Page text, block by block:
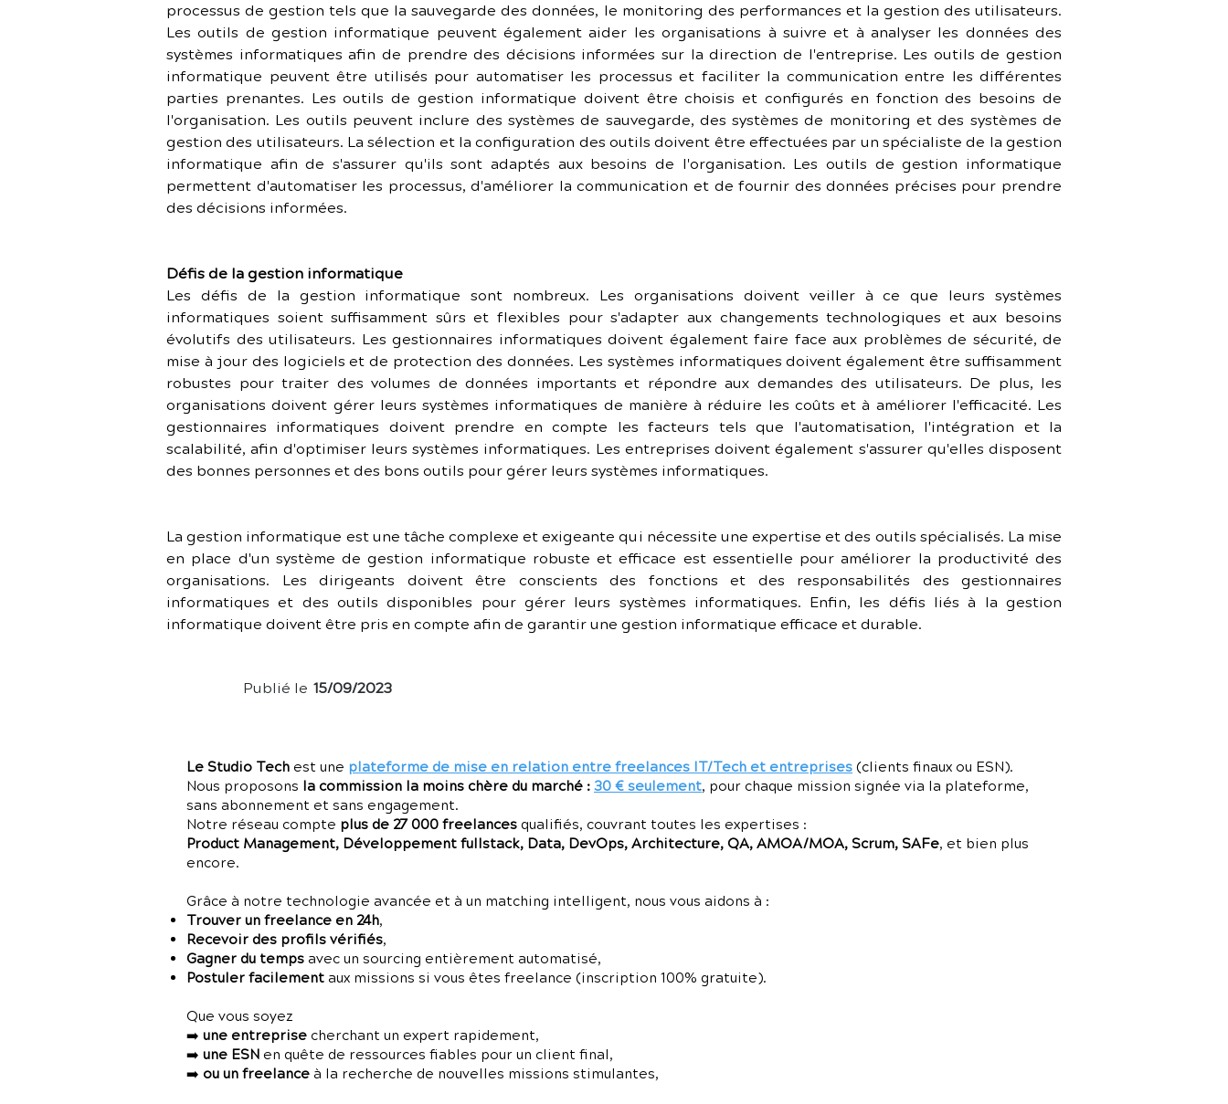
processus de gestion tels que la sauvegarde des données, le monitoring des performances et la gestion des utilisateurs.
Les outils de gestion informatique peuvent également aider les organisations à suivre et à analyser les données des
systèmes informatiques afin de prendre des décisions informées sur la direction de l'entreprise. Les outils de gestion
informatique peuvent être utilisés pour automatiser les processus et faciliter la communication entre les différentes
parties prenantes. Les outils de gestion informatique doivent être choisis et configurés en fonction des besoins de
l'organisation. Les outils peuvent inclure des systèmes de sauvegarde, des systèmes de monitoring et des systèmes de
gestion des utilisateurs. La sélection et la configuration des outils doivent être effectuées par un spécialiste de la gestion
informatique afin de s'assurer qu'ils sont adaptés aux besoins de l'organisation. Les outils de gestion informatique
permettent d'automatiser les processus, d'améliorer la communication et de fournir des données précises pour prendre
des décisions informées.
Défis de la gestion informatique
Les défis de la gestion informatique sont nombreux. Les organisations doivent veiller à ce que leurs systèmes
informatiques soient suffisamment sûrs et flexibles pour s'adapter aux changements technologiques et aux besoins
évolutifs des utilisateurs. Les gestionnaires informatiques doivent également faire face aux problèmes de sécurité, de
mise à jour des logiciels et de protection des données. Les systèmes informatiques doivent également être suffisamment
robustes pour traiter des volumes de données importants et répondre aux demandes des utilisateurs. De plus, les
organisations doivent gérer leurs systèmes informatiques de manière à réduire les coûts et à améliorer l'efficacité. Les
gestionnaires informatiques doivent prendre en compte les facteurs tels que l'automatisation, l'intégration et la
scalabilité, afin d'optimiser leurs systèmes informatiques. Les entreprises doivent également s'assurer qu'elles disposent
des bonnes personnes et des bons outils pour gérer leurs systèmes informatiques.
La gestion informatique est une tâche complexe et exigeante qui nécessite une expertise et des outils spécialisés. La mise
en place d'un système de gestion informatique robuste et efficace est essentielle pour améliorer la productivité des
organisations. Les dirigeants doivent être conscients des fonctions et des responsabilités des gestionnaires
informatiques et des outils disponibles pour gérer leurs systèmes informatiques. Enfin, les défis liés à la gestion
informatique doivent être pris en compte afin de garantir une gestion informatique efficace et durable.
Publié le 15/09/2023
Le Studio Tech est une plateforme de mise en relation entre freelances IT/Tech et entreprises(clients finaux ou ESN).
Nous proposons la commission la moins chère du marché :30 € seulement, pour chaque mission signée via la plateforme,
sans abonnement et sans engagement.
Notre réseau compte plus de 27 000 freelancesqualifiés, couvrant toutes les expertises :
Product Management, Développement fullstack, Data, DevOps, Architecture, QA, AMOA/MOA, Scrum, SAFe, et bien plus
encore.
Grâce à notre technologie avancée et à un matching intelligent, nous vous aidons à :
Trouver un freelance en 24h,
Recevoir des profils vérifiés,
Gagner du tempsavec un sourcing entièrement automatisé,
Postuler facilementaux missions si vous êtes freelance (inscription 100% gratuite).
Que vous soyez
➡️ une entreprise cherchant un expert rapidement,
➡️ une ESN en quête de ressources fiables pour un client final,
➡️ ou un freelanceà la recherche de nouvelles missions stimulantes,